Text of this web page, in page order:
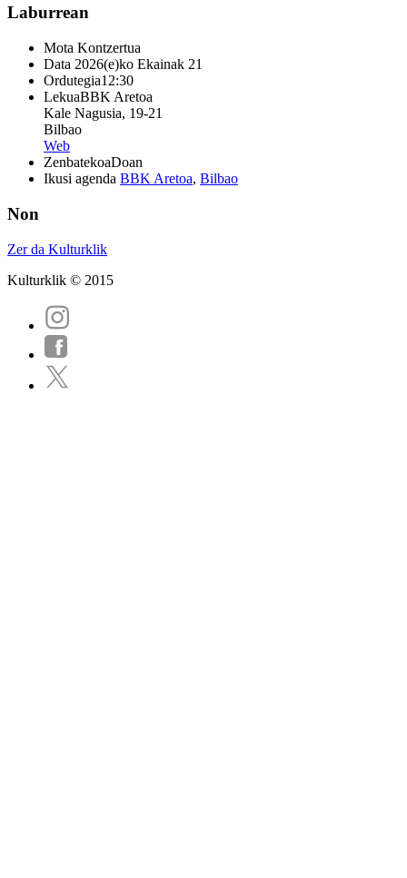
Laburrean
Mota Kontzertua
Data 2026(e)ko Ekainak 21
Ordutegia12:30
LekuaBBK Aretoa
Kale Nagusia, 19-21
Bilbao
Web
ZenbatekoaDoan
Ikusi agenda BBK Aretoa, Bilbao
Non
Zer da Kulturklik
Kulturklik © 2015